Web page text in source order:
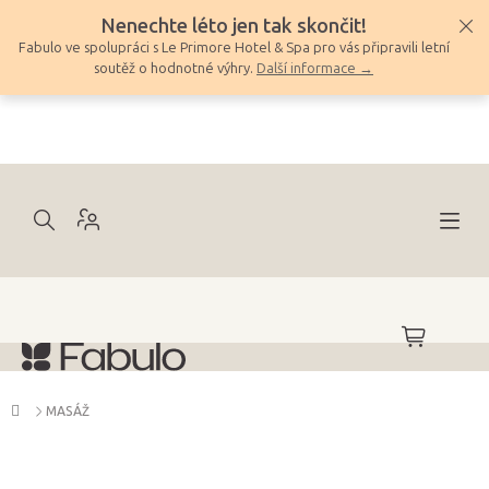
obsah
Nenechte léto jen tak skončit!
Fabulo ve spolupráci s Le Primore Hotel & Spa pro vás připravili letní
soutěž o hodnotné výhry. Další informace →
NÁKUPNÍ
KOŠÍK
Domů
MASÁŽ